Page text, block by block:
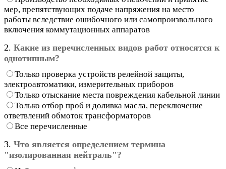
мер, препятствующих подаче напряжения на место
работы вследствие ошибочного или самопроизвольного
включения коммутационных аппаратов
2. Какие из перечисленных видов работ относятся к
однотипным?
Только проверка устройств релейной защиты,
электроавтоматики, измерительных приборов
Только отыскание места повреждения кабельной линии
Только отбор проб и доливка масла, переключение
ответвлений обмоток трансформаторов
Все перечисленные
3. Что является определением термина
"изолированная нейтраль"?